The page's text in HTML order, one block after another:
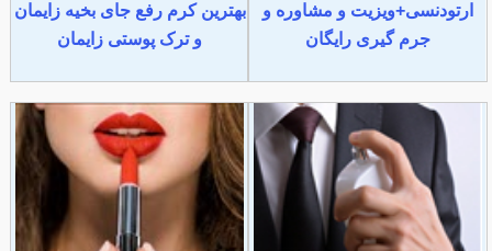
ارتودنسی+ویزیت و مشاوره و
جرم گیری رایگان
بهترین کرم رفع جای بخیه زایمان
و ترک پوستی زایمان